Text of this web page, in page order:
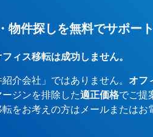
物件探しを無料でサポー
ィス移転は成功しません。
介会社」ではありません。 オフ
ジンを排除した適正価格でご提
をお考えの方はメールまたは